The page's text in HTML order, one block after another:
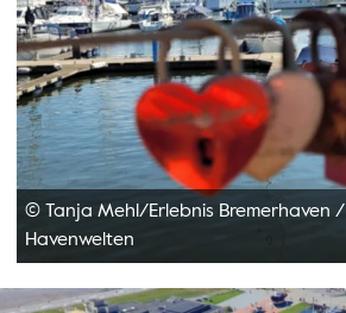
© Tanja Mehl/Erlebnis Bremerhaven /
Havenwelten